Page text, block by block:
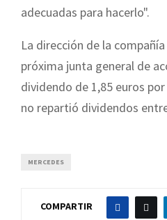
adecuadas para hacerlo".
La dirección de la
próxima junta general de
dividendo de 1,85 euros
no repartió dividendos
MERCEDES
COMPARTIR